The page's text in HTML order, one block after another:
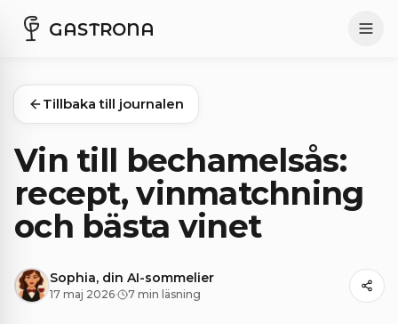
GASTRONA
Tillbaka till journalen
Vin till bechamelsås:
recept, vinmatchning
och bästa vinet
Sophia, din AI-sommelier
17 maj 2026· 7 min läsning